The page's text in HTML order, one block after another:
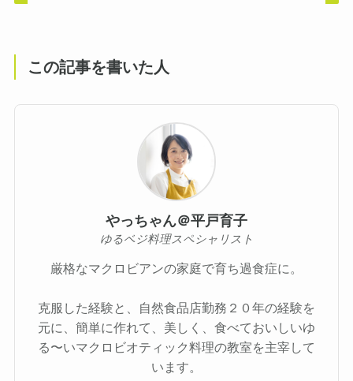
この記事を書いた人
やっちゃん＠平戸育子
ゆるベジ料理スペシャリスト
厳格なマクロビアンの家庭で育ち過食症に。
克服した経験と、自然食品店勤務２０年の経験を
元に、簡単に作れて、美しく、食べておいしいゆ
る〜いマクロビオティック料理の教室を主宰して
います。